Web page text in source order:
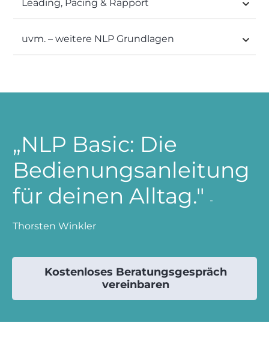
Leading, Pacing & Rapport
uvm. – weitere NLP Grundlagen
„NLP Basic: Die
Bedienungsanleitung
für deinen Alltag."
-
Thorsten Winkler
Kostenloses Beratungsgespräch
vereinbaren